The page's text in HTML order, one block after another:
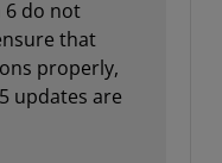
6 do not
that
properly,
updates are